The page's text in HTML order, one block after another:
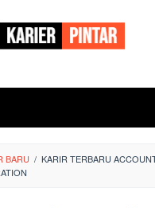
BARU / KARIR TERBARU